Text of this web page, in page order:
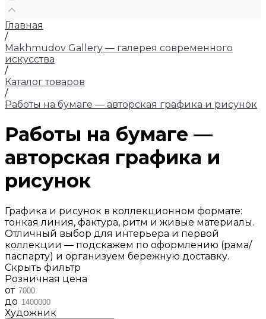
Главная
/
Makhmudov Gallery — галерея современного
искусства
/
Каталог товаров
/
Работы на бумаге — авторская графика и рисунок
Работы на бумаге —
авторская графика и
рисунок
Графика и рисунок в коллекционном формате:
тонкая линия, фактура, ритм и живые материалы.
Отличный выбор для интерьера и первой
коллекции — подскажем по оформлению (рама/
паспарту) и организуем бережную доставку.
Скрыть фильтр
Розничная цена
от
до
Художник